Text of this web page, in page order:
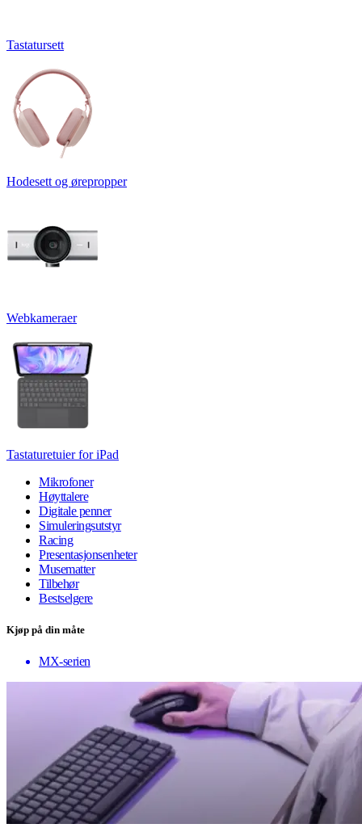
Tastatursett
Hodesett og ørepropper
Webkameraer
Tastaturetuier for iPad
Mikrofoner
Høyttalere
Digitale penner
Simuleringsutstyr
Racing
Presentasjonsenheter
Musematter
Tilbehør
Bestselgere
Kjøp på din måte
MX-serien